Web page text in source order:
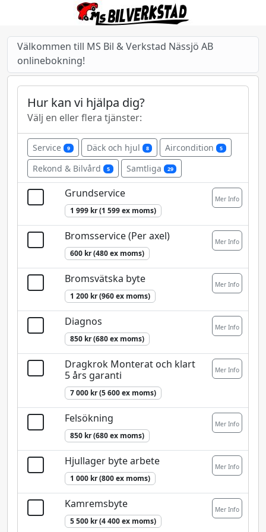
Välkommen till MS Bil & Verkstad Nässjö AB
onlinebokning!
Hur kan vi hjälpa dig?
Välj en eller flera tjänster:
Service 9 Däck och hjul 8 Aircondition 5
Rekond & Bilvård 5 Samtliga 29
Grundservice
1 999 kr (1 599 ex moms)
Mer Info
Bromsservice (Per axel)
600 kr (480 ex moms)
Mer Info
Bromsvätska byte
1 200 kr (960 ex moms)
Mer Info
Diagnos
850 kr (680 ex moms)
Mer Info
Dragkrok Monterat och klart
5 års garanti
7 000 kr (5 600 ex moms)
Mer Info
Felsökning
850 kr (680 ex moms)
Mer Info
Hjullager byte arbete
1 000 kr (800 ex moms)
Mer Info
Kamremsbyte
5 500 kr (4 400 ex moms)
Mer Info